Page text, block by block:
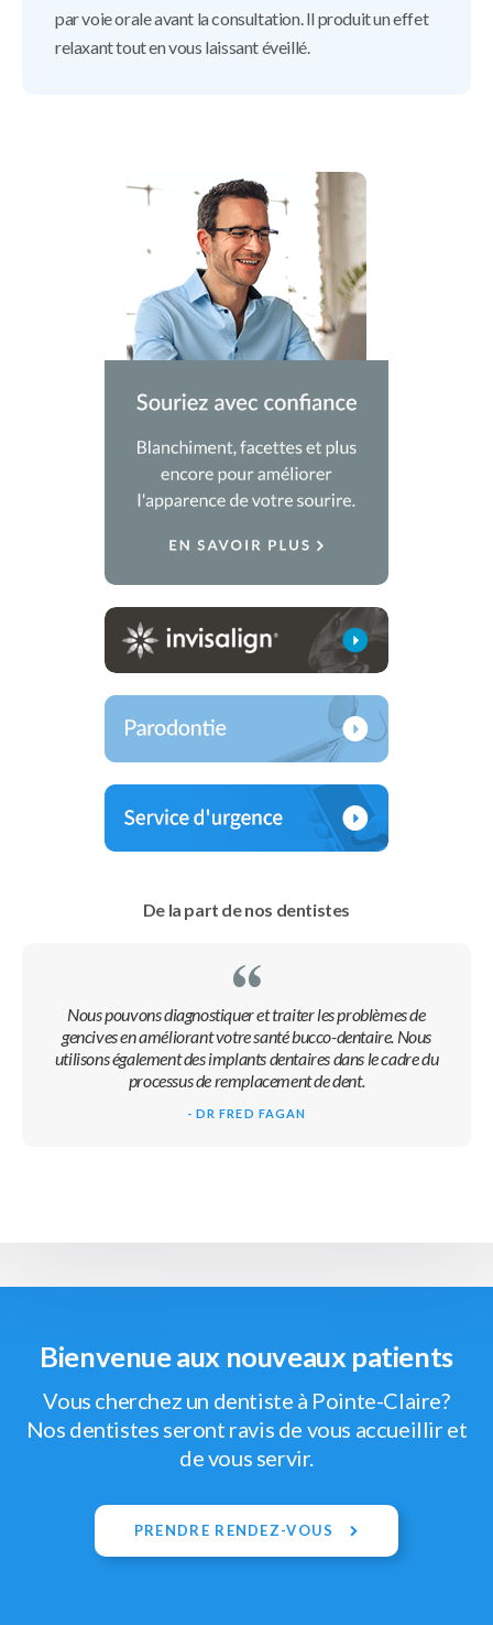
par voie orale avant la consultation. Il produit un effet
relaxant tout en vous laissant éveillé.
De la part de nos dentistes
Nous pouvons diagnostiquer et traiter les problèmes de
gencives en améliorant votre santé bucco-dentaire. Nous
utilisons également des implants dentaires dans le cadre du
processus de remplacement de dent.
- DR FRED FAGAN
Bienvenue aux nouveaux patients
Vous cherchez un dentiste à Pointe-Claire?
Nos dentistes seront ravis de vous accueillir et
de vous servir.
PRENDRE RENDEZ-VOUS